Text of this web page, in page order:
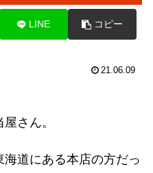
LINE コピー
21.06.09
さん。
道にある本店の方だっ